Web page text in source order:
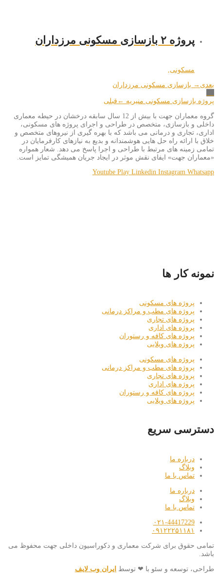
پروژه ۲ بازسازی مسکونی مرزداران
مسکونی
بعدی → بازسازی مسکونی مرزداران
پروژه بازسازی مسکونی منیریه ← قبلی
گروه معماران جهت با بیش از 12 سال سابقه درخشان در حیطه معماری
داخلی و بازسازی، متخصص در طراحی و اجرای پروژه های مسکونی،
اداری، تجاری و درمانی می باشد که با بهره گیری از نیروهای متخصص و
خلاق با ارائه راه حل هایی هوشمندانه و بدیع به نیازهای کارفرمایان در
تمامی زمینه های مرتبط با طراحی و اجرا پاسخ می دهد. شعار همواره
«معماران جهت» ایفای نقش موثر در ایجاد جریان همیشگی تمایز است.
Youtube Play Linkedin Instagram Whatsapp
نمونه کار ها
پروژه های مسکونی
پروژه های مطب و مراکز درمانی
پروژه های تجاری
پروژه های اداری
پروژه های کافه و رستوران
پروژه های ویلایی
پروژه های مسکونی
پروژه های مطب و مراکز درمانی
پروژه های تجاری
پروژه های اداری
پروژه های کافه و رستوران
پروژه های ویلایی
دسترسی سریع
درباره ما
وبلاگ
تماس با ما
درباره ما
وبلاگ
تماس با ما
۰۲۱-44417229
۰۹۱۲۲۲۵۱۱۸۱
تمامی حقوق برای شرکت معماری و دکوراسیون داخلی جهت محفوظ می
باشد.
طراحی، توسعه و سئو با ❤ توسط ایران وب لایف